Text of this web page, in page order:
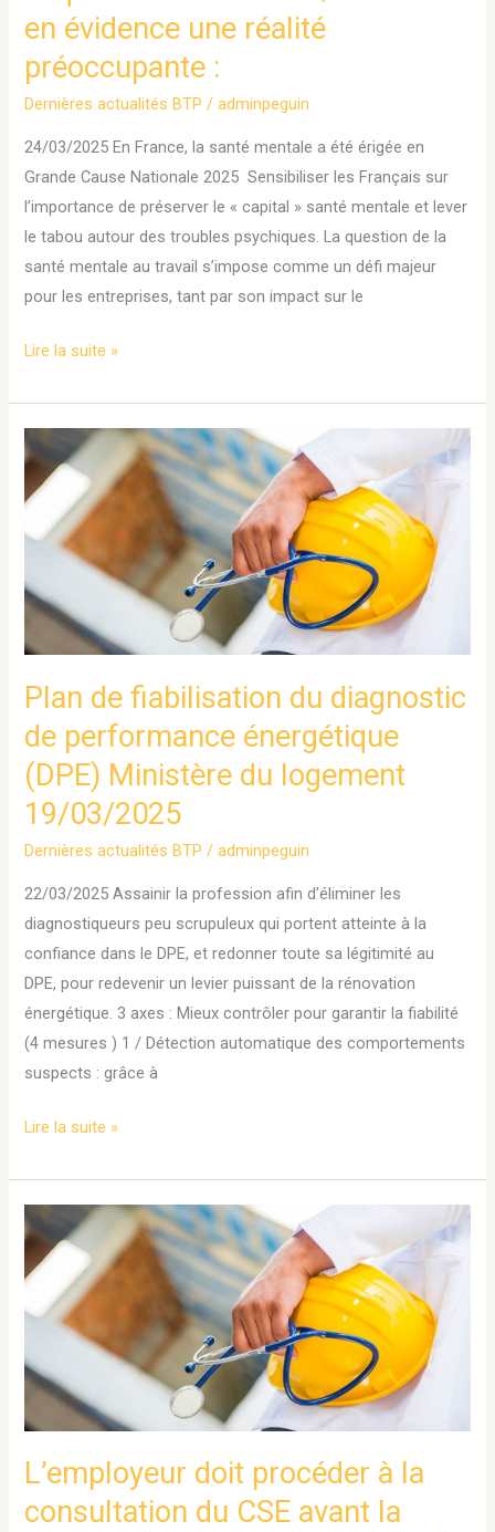
en évidence une réalité
préoccupante :
Dernières actualités BTP /adminpeguin
24/03/2025 En France, la santé mentale a été érigée en
Grande Cause Nationale 2025 Sensibiliser les Français sur
l’importance de préserver le « capital » santé mentale et lever
le tabou autour des troubles psychiques. La question de la
santé mentale au travail s’impose comme un défi majeur
pour les entreprises, tant par son impact sur le
en
évidence
une
réalité
préoccupante
:
Lire la suite »
Plan de fiabilisation du diagnostic
de performance énergétique
(DPE) Ministère du logement
19/03/2025
Dernières actualités BTP /adminpeguin
22/03/2025 Assainir la profession afin d’éliminer les
diagnostiqueurs peu scrupuleux qui portent atteinte à la
confiance dans le DPE, et redonner toute sa légitimité au
DPE, pour redevenir un levier puissant de la rénovation
énergétique. 3 axes : Mieux contrôler pour garantir la fiabilité
(4 mesures ) 1 / Détection automatique des comportements
suspects : grâce à
Plan
de
fiabilisation
du
diagnostic
de
performance
énergétique
Ministère
du
logement
19/03/2025
Lire la suite »
L’employeur doit procéder à la
consultation du CSE avant la
L’employeur
doit
procéder
à
consultation
du
CSE
avant
la
convocation